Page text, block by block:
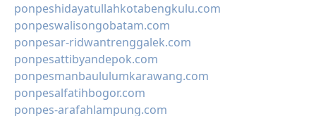
ponpeshidayatullahkotabengkulu.com
ponpeswalisongobatam.com
ponpesar-ridwantrenggalek.com
ponpesattibyandepok.com
ponpesmanbaululumkarawang.com
ponpesalfatihbogor.com
ponpes-arafahlampung.com